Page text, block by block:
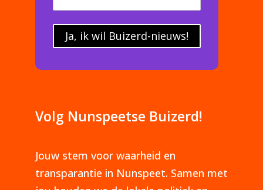
Ja, ik wil Buizerd-nieuws!
Volg Nunspeetse Buizerd!
Jouw stem voor waarheid en
transparantie in Nunspeet. Samen met